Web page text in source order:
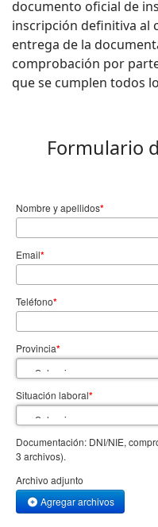
documento oficial de
inscripción definitiva al
entrega de la
comprobación por
que se cumplen todos
Formulario
Nombre y apellidos*
Email*
Teléfono*
Provincia*
Situación laboral*
Documentación: DNI/NIE,
3 archivos).
Archivo adjunto
Agregar archivos